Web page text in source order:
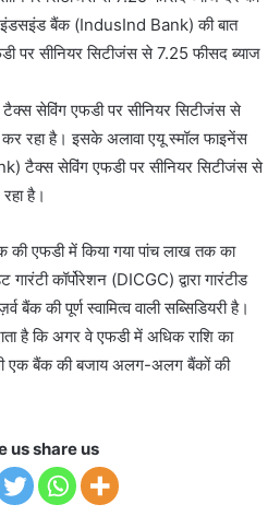
बैंक (IndusInd Bank) की बात
पर सीनियर सिटीजंस से 7.25 फीसद ब्याज
सेविंग एफडी पर सीनियर सिटीजंस से
रहा है। इसके अलावा एयू स्मॉल फाइनेंस
टैक्स सेविंग एफडी पर सीनियर सिटीजंस से
है।
की एफडी में किया गया पांच लाख तक का
कॉर्पोरेशन (DICGC) द्वारा गारंटीड
बैंक की पूर्ण स्वामित्व वाली सब्सिडियरी है।
है कि अगर वे एफडी में अधिक राशि का
एक बैंक की बजाय अलग-अलग बैंकों की
us share us